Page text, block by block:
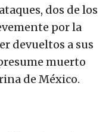
dos de los
por la
devueltos a sus
muerto
de México.